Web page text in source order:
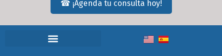
☎ ¡Agenda tu consulta hoy!